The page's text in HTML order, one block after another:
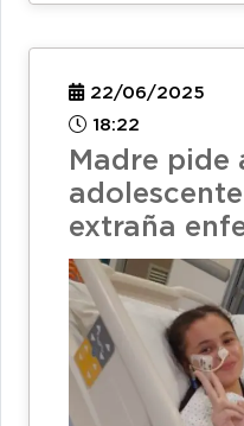
22/06/2025
18:22
Madre pide
extraña